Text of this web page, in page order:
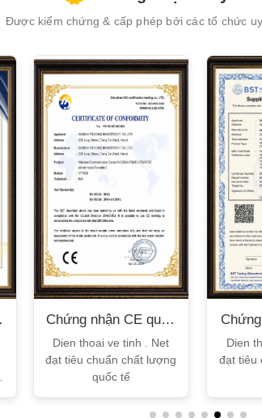
Được kiểm chứng & cấp phép bởi các tổ chức
Chứng nhận CE quốc
tế
Dien thoai ve tinh . Net
đạt tiêu chuẩn chất lượng
quốc tế
Dien
đạt tiêu